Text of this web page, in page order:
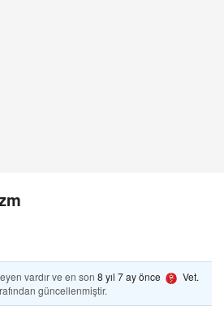
vardır ve en son 8 yıl 7 ay önce
Vet.
güncellenmiştir.